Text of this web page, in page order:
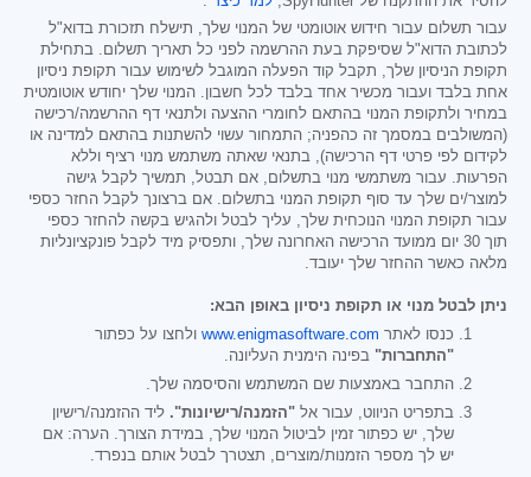
עבור תשלום עבור חידוש אוטומטי של המנוי שלך, תישלח תזכורת בדוא"ל
לכתובת הדוא"ל שסיפקת בעת ההרשמה לפני כל תאריך תשלום. בתחילת
תקופת הניסיון שלך, תקבל קוד הפעלה המוגבל לשימוש עבור תקופת ניסיון
אחת בלבד ועבור מכשיר אחד בלבד לכל חשבון. המנוי שלך יחודש אוטומטית
במחיר ולתקופת המנוי בהתאם לחומרי ההצעה ולתנאי דף ההרשמה/רכישה
(המשולבים במסמך זה כהפניה; התמחור עשוי להשתנות בהתאם למדינה או
לקידום לפי פרטי דף הרכישה), בתנאי שאתה משתמש מנוי רציף וללא
הפרעות. עבור משתמשי מנוי בתשלום, אם תבטל, תמשיך לקבל גישה
למוצר/ים שלך עד סוף תקופת המנוי בתשלום. אם ברצונך לקבל החזר כספי
עבור תקופת המנוי הנוכחית שלך, עליך לבטל ולהגיש בקשה להחזר כספי
תוך 30 יום ממועד הרכישה האחרונה שלך, ותפסיק מיד לקבל פונקציונליות
מלאה כאשר ההחזר שלך יעובד.
ניתן לבטל מנוי או תקופת ניסיון באופן הבא:
כנסו לאתר www.enigmasoftware.com ולחצו על כפתור
"התחברות" בפינה הימנית העליונה.
התחבר באמצעות שם המשתמש והסיסמה שלך.
בתפריט הניווט, עבור אל "הזמנה/רישיונות". ליד ההזמנה/רישיון
שלך, יש כפתור זמין לביטול המנוי שלך, במידת הצורך. הערה: אם
יש לך מספר הזמנות/מוצרים, תצטרך לבטל אותם בנפרד.